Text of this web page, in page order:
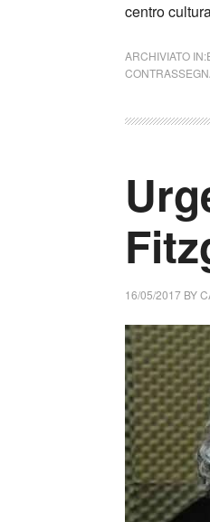
centro
ARCHIVIATO IN:
16/05/2017 BY